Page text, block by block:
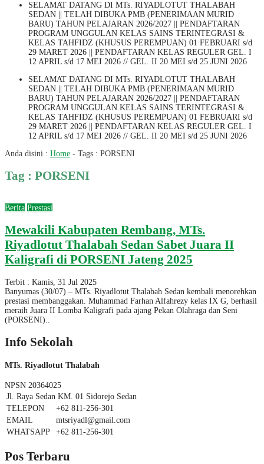
SELAMAT DATANG DI MTs. RIYADLOTUT THALABAH
SEDAN || TELAH DIBUKA PMB (PENERIMAAN MURID
BARU) TAHUN PELAJARAN 2026/2027 || PENDAFTARAN
PROGRAM UNGGULAN KELAS SAINS TERINTEGRASI &
KELAS TAHFIDZ (KHUSUS PEREMPUAN) 01 FEBRUARI s/d
29 MARET 2026 || PENDAFTARAN KELAS REGULER GEL. I
12 APRIL s/d 17 MEI 2026 // GEL. II 20 MEI s/d 25 JUNI 2026
SELAMAT DATANG DI MTs. RIYADLOTUT THALABAH
SEDAN || TELAH DIBUKA PMB (PENERIMAAN MURID
BARU) TAHUN PELAJARAN 2026/2027 || PENDAFTARAN
PROGRAM UNGGULAN KELAS SAINS TERINTEGRASI &
KELAS TAHFIDZ (KHUSUS PEREMPUAN) 01 FEBRUARI s/d
29 MARET 2026 || PENDAFTARAN KELAS REGULER GEL. I
12 APRIL s/d 17 MEI 2026 // GEL. II 20 MEI s/d 25 JUNI 2026
Anda disini : Home - Tags : PORSENI
Tag : PORSENI
Berita Prestasi
Mewakili Kabupaten Rembang, MTs.
Riyadlotut Thalabah Sedan Sabet Juara II
Kaligrafi di PORSENI Jateng 2025
Terbit : Kamis, 31 Jul 2025
Banyumas (30/07) – MTs. Riyadlotut Thalabah Sedan kembali menorehkan
prestasi membanggakan. Muhammad Farhan Alfahrezy kelas IX G, berhasil
meraih Juara II Lomba Kaligrafi pada ajang Pekan Olahraga dan Seni
(PORSENI)..
Info Sekolah
MTs. Riyadlotut Thalabah
NPSN 20364025
Jl. Raya Sedan KM. 01 Sidorejo Sedan
TELEPON
+62 811-256-301
EMAIL
mtsriyadl@gmail.com
WHATSAPP
+62 811-256-301
Pos Terbaru